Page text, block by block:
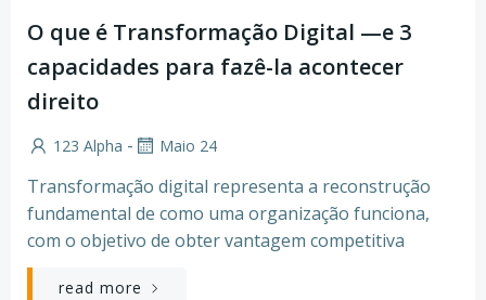
O que é Transformação Digital —e 3
capacidades para fazê-la acontecer
direito
123 Alpha - Maio 24
Transformação digital representa a reconstrução
fundamental de como uma organização funciona,
com o objetivo de obter vantagem competitiva
read more